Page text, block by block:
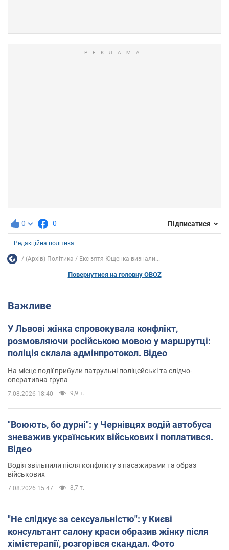
0 0 Підписатися
Редакційна політика
(Архів) Політика Екс-зятя Ющенка визнали...
Повернутися на головну OBOZ
Важливе
У Львові жінка спровокувала конфлікт,
розмовляючи російською мовою у маршрутці:
поліція склала адмінпротокол. Відео
На місце події прибули патрульні поліцейські та слідчо-
оперативна група
7.08.2026 18:40 9,9 т.
"Воюють, бо дурні": у Чернівцях водій автобуса
зневажив українських військових і поплатився.
Відео
Водія звільнили після конфлікту з пасажирами та образ
військових
7.08.2026 15:47 8,7 т.
"Не слідкує за сексуальністю": у Києві
консультант салону краси образив жінку після
хімієтерапії, розгорівся скандал. Фото